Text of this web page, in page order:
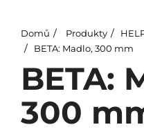
Domů Produkty
BETA: Madlo, 300 mm
BETA:
300